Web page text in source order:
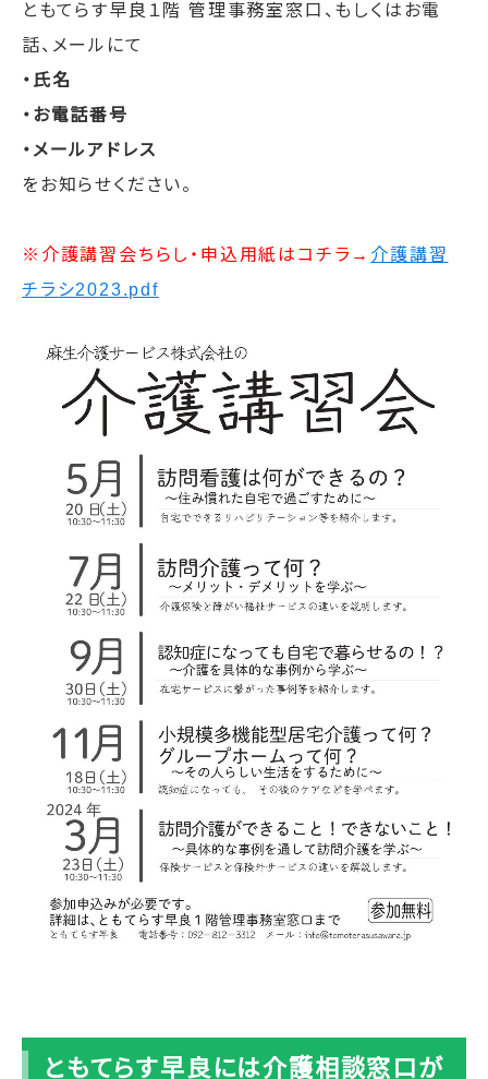
ともてらす早良１階 管理事務室窓口、もしくはお電
話、メールにて
・氏名
・お電話番号
・メールアドレス
をお知らせください。
※介護講習会ちらし・申込用紙はコチラ→ 介護講習
チラシ2023.pdf
ともてらす早良には介護相談窓口が